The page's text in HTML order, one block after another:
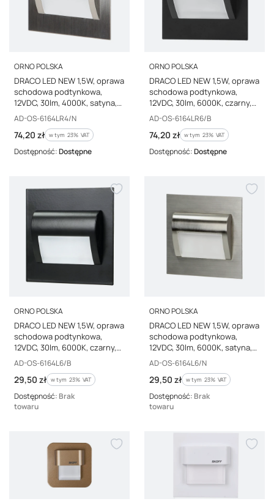
PRODUCENT
ORNO POLSKA
DRACO LED NEW 1,5W, oprawa
schodowa podtynkowa,
12VDC, 30lm, 4000K, satyna,
czujnik ruchu i zmierzchu AD-
OS-6164LR4/N
Kod producenta
AD-OS-6164LR4/N
Cena brutto
74,20 zł w tym %s VAT
w tym 23% VAT
Dostępność:Dostępne
PRODUCENT
ORNO POLSKA
DRACO LED NEW 1,5W, oprawa
schodowa podtynkowa,
12VDC, 30lm, 6000K, czarny,
czujnik ruchu i zmierzchu AD-
OS-6164LR6/B
Kod producenta
AD-OS-6164LR6/B
Cena brutto
74,20 zł w tym %s VAT
w tym 23% VAT
Dostępność:Dostępne
PRODUCENT
ORNO POLSKA
DRACO LED NEW 1,5W, oprawa
schodowa podtynkowa,
12VDC, 30lm, 6000K, czarny,
innowacyjny sposób
montażu,AD-OS-6164L6/B
Kod producenta
AD-OS-6164L6/B
Cena brutto
29,50 zł w tym %s VAT
w tym 23% VAT
Dostępność: Brak
towaru
PRODUCENT
ORNO POLSKA
DRACO LED NEW 1,5W, oprawa
schodowa podtynkowa,
12VDC, 30lm, 6000K, satyna,
innowacyjny sposób
montażu,AD-OS-6164L6/N
Kod producenta
AD-OS-6164L6/N
Cena brutto
29,50 zł w tym %s VAT
w tym 23% VAT
Dostępność: Brak
towaru